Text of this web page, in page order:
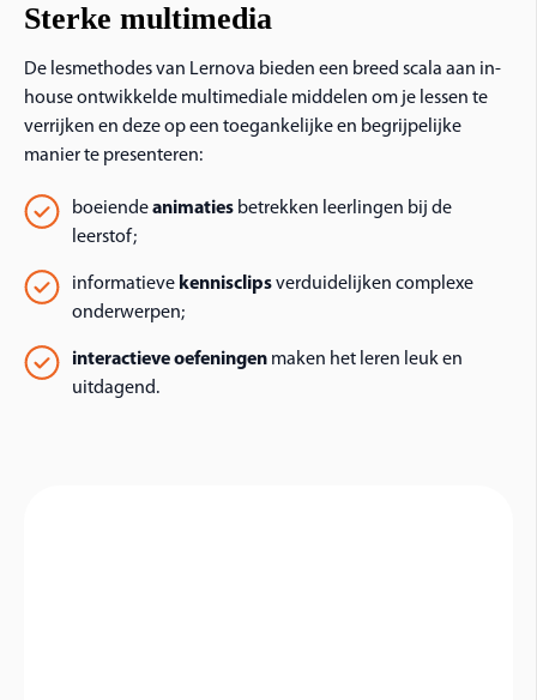
Sterke multimedia
De lesmethodes van Lernova bieden een breed scala aan in-
house ontwikkelde multimediale middelen om je lessen te
verrijken en deze op een toegankelijke en begrijpelijke
manier te presenteren:
boeiendeanimaties betrekken leerlingen bij de
leerstof;
informatieve kennisclipsverduidelijken complexe
onderwerpen;
interactieve oefeningen maken het leren leuk en
uitdagend.